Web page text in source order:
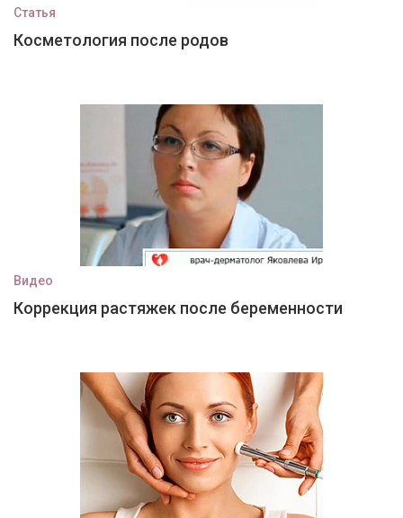
Статья
Косметология после родов
Видео
Коррекция растяжек после беременности